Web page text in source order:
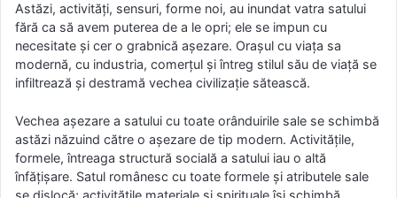
Astăzi, activităţi, sensuri, forme noi, au inundat vatra satului
fără ca să avem puterea de a le opri; ele se impun cu
necesitate şi cer o grabnică aşezare. Oraşul cu viaţa sa
modernă, cu industria, comerţul şi întreg stilul său de viaţă se
infiltrează şi destramă vechea civilizaţie sătească.
Vechea aşezare a satului cu toate orânduirile sale se schimbă
astăzi năzuind către o aşezare de tip modern. Activităţile,
formele, întreaga structură socială a satului iau o altă
înfăţişare. Satul românesc cu toate formele şi atributele sale
se dislocă; activităţile materiale şi spirituale îşi schimbă